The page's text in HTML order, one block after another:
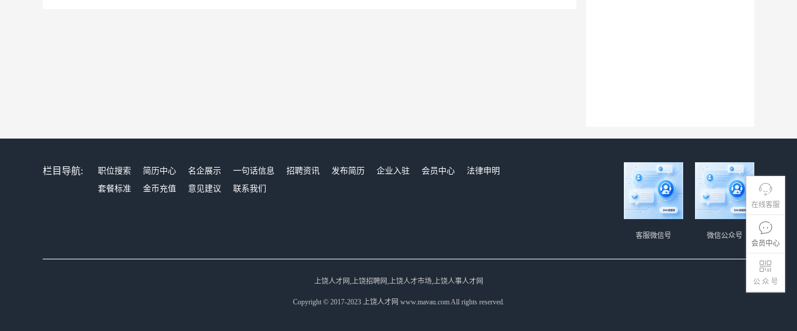
在线客服
会员中心
公 众 号
栏目导航: 职位搜索 简历中心 名企展示 一句话信息 招聘资讯 发布简历 企业入驻 会员中心
法律申明
套餐标准
金币充值 意见建议 联系我们
微信公众号
客服微信号
上饶人才网,上饶招聘网,上饶人才市场,上饶人事人才网
Copyright © 2017-2023 上饶人才网 www.mavau.com All rights reserved.